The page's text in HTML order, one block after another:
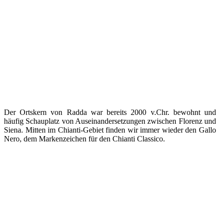
Der Ortskern von Radda war bereits 2000 v.Chr. bewohnt und
häufig Schauplatz von Auseinandersetzungen zwischen Florenz und
Siena. Mitten im Chianti-Gebiet finden wir immer wieder den Gallo
Nero, dem Markenzeichen für den Chianti Classico.